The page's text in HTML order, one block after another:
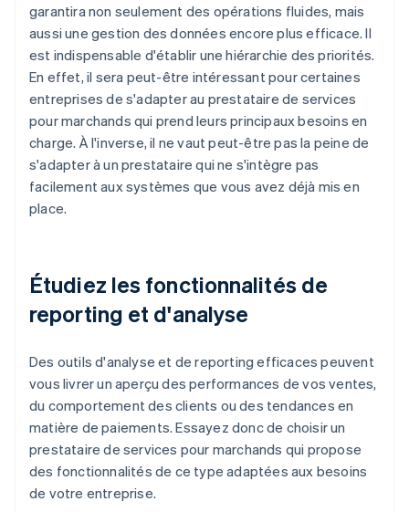
garantira non seulement des opérations fluides, mais
aussi une gestion des données encore plus efficace. Il
est indispensable d'établir une hiérarchie des priorités.
En effet, il sera peut-être intéressant pour certaines
entreprises de s'adapter au prestataire de services
pour marchands qui prend leurs principaux besoins en
charge. À l'inverse, il ne vaut peut-être pas la peine de
s'adapter à un prestataire qui ne s'intègre pas
facilement aux systèmes que vous avez déjà mis en
place.
Étudiez les fonctionnalités de
reporting et d'analyse
Des outils d'analyse et de reporting efficaces peuvent
vous livrer un aperçu des performances de vos ventes,
du comportement des clients ou des tendances en
matière de paiements. Essayez donc de choisir un
prestataire de services pour marchands qui propose
des fonctionnalités de ce type adaptées aux besoins
de votre entreprise.